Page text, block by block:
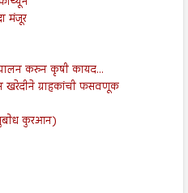
मंजूर
पालन करुन कृषी कायद...
ग्राहकांची फसवणूक
कुरआन)